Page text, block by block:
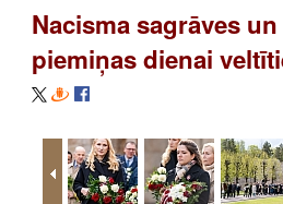
Nacisma sagrāves
piemiņas dienai